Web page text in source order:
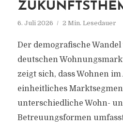
6. Juli 2026 2 Min. Lesedauer
Der demografische
deutschen
zeigt sich, dass Wohnen
einheitliches
unterschiedliche Wohn-
Betreuungsformen